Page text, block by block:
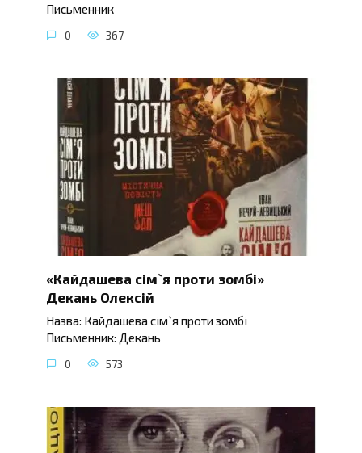
Письменник
0 367
«Кайдашева сім`я проти зомбі»
Декань Олексій
Назва: Кайдашева сім`я проти зомбі
Письменник: Декань
0 573